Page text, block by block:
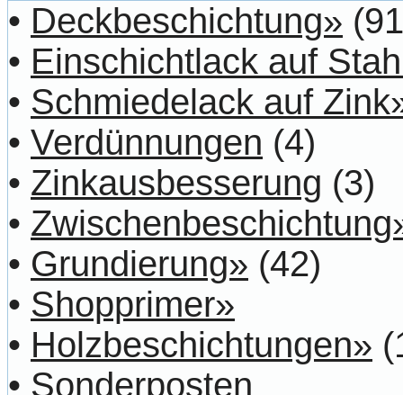
• Deckbeschichtung»
• Einschichtlack auf
• Schmiedelack auf
• Verdünnungen (4)
• Zinkausbesserung (3)
•
• Grundierung» (42)
• Shopprimer»
• Holzbeschichtungen»
• Sonderposten